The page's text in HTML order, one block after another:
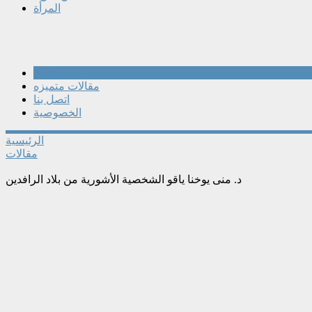
المرأة
مقالات متميزه
اتصل بنا
الخصوصية
الرئيسية
مقالات
د. منى يوخنا ياقو الشخصية الأشورية من بلاد الرافدين